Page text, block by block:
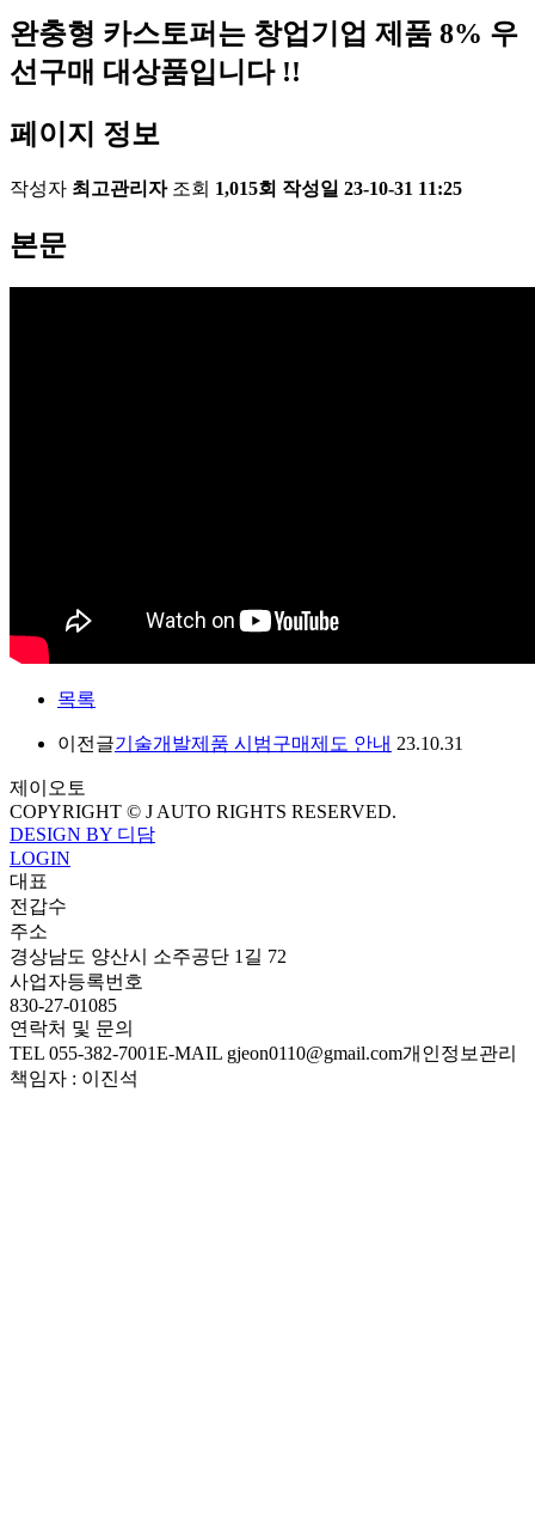
완충형 카스토퍼는 창업기업 제품 8% 우
선구매 대상품입니다 !!
페이지 정보
작성자 최고관리자 조회 1,015회 작성일 23-10-31 11:25
본문
목록
이전글기술개발제품 시범구매제도 안내 23.10.31
제이오토
COPYRIGHT © J AUTO RIGHTS RESERVED.
DESIGN BY 디담
LOGIN
대표
전갑수
주소
경상남도 양산시 소주공단 1길 72
사업자등록번호
830-27-01085
연락처 및 문의
TEL 055-382-7001E-MAIL gjeon0110@gmail.com개인정보관리
책임자 : 이진석